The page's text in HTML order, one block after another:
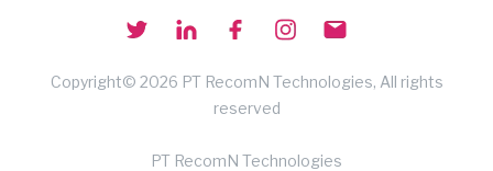
Copyright© 2026 PT RecomN Technologies, All rights
reserved
PT RecomN Technologies